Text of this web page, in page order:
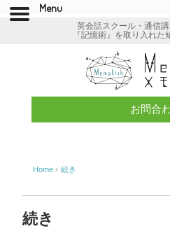
英会話スクール・通信
『記憶術』を取り入れ
お問合
Home › 続き
続き
Menu